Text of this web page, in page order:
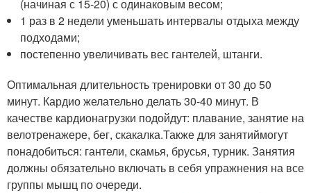
(начиная с 15-20) с одинаковым весом;
1 раз в 2 недели уменьшать интервалы отдыха между
подходами;
постепенно увеличивать вес гантелей, штанги.
Оптимальная длительность тренировки от 30 до 50
минут. Кардио желательно делать 30-40 минут. В
качестве кардионагрузки подойдут: плавание, занятие на
велотренажере, бег, скакалка.Также для занятиймогут
понадобиться: гантели, скамья, брусья, турник. Занятия
должны обязательно включать в себя упражнения на все
группы мышц по очереди.